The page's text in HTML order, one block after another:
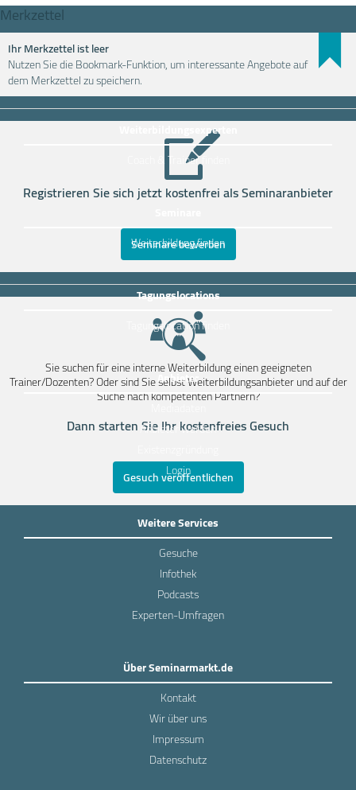
Merkzettel
Ihr Merkzettel ist leer
Nutzen Sie die Bookmark-Funktion, um interessante Angebote auf
dem Merkzettel zu speichern.
Registrieren Sie sich jetzt kostenfrei als Seminaranbieter
Seminare bewerben
Sie suchen für eine interne Weiterbildung einen geeigneten
Trainer/Dozenten? Oder sind Sie selbst Weiterbildungsanbieter und auf der
Suche nach kompetenten Partnern?
Dann starten Sie Ihr kostenfreies Gesuch
Gesuch veröffentlichen
Weiterbildung einfach finden
Weiterbildungsexperten
Coach & Trainer finden
Weiterbildung finden
Tagungslocations
Tagungslocation finden
Anbieter
Mediadaten
Anbieter werden
Login
Weitere Services
Gesuche
Infothek
Podcasts
Experten-Umfragen
Über Seminarmarkt.de
Kontakt
Wir über uns
Impressum
Datenschutz